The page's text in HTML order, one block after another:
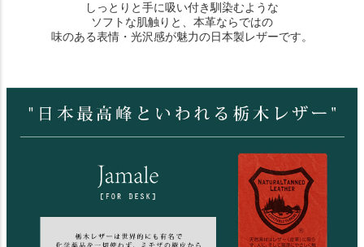
しっとりと手に吸い付き馴染むような
ソフトな肌触りと、本革ならではの
味のある表情・光沢感が魅力の日本製レザーです。